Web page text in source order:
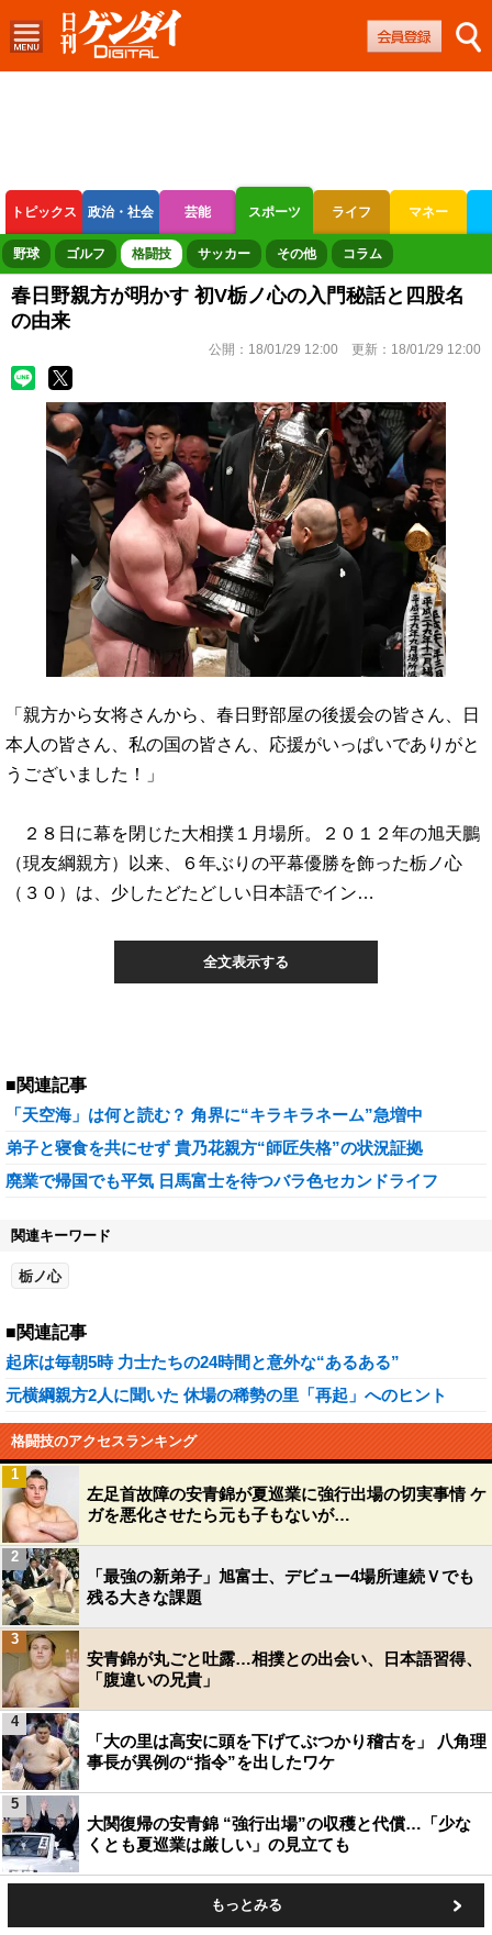
トピックス 政治・社会 芸能 スポーツ ライフ マネー
ボートレース 競輪 オートレース
野球 ゴルフ 格闘技 サッカー その他 コラム
春日野親方が明かす 初V栃ノ心の入門秘話と四股名
の由来
公開： 18/01/29 12:00 更新： 18/01/29 12:00
「親方から女将さんから、春日野部屋の後援会の皆さん、日
本人の皆さん、私の国の皆さん、応援がいっぱいでありがと
うございました！」
２８日に幕を閉じた大相撲１月場所。２０１２年の旭天鵬
（現友綱親方）以来、６年ぶりの平幕優勝を飾った栃ノ心
（３０）は、少したどたどしい日本語でイン…
全文表示する
■関連記事
「天空海」は何と読む？ 角界に“キラキラネーム”急増中
弟子と寝食を共にせず 貴乃花親方“師匠失格”の状況証拠
廃業で帰国でも平気 日馬富士を待つバラ色セカンドライフ
関連キーワード
栃ノ心
■関連記事
起床は毎朝5時 力士たちの24時間と意外な“あるある”
元横綱親方2人に聞いた 休場の稀勢の里「再起」へのヒント
格闘技のアクセスランキング
左足首故障の安青錦が夏巡業に強行出場の切実事情 ケ
ガを悪化させたら元も子もないが…
1
「最強の新弟子」旭富士、デビュー4場所連続Ｖでも
残る大きな課題
2
安青錦が丸ごと吐露…相撲との出会い、日本語習得、
「腹違いの兄貴」
3
「大の里は高安に頭を下げてぶつかり稽古を」 八角理
事長が異例の“指令”を出したワケ
4
大関復帰の安青錦 “強行出場”の収穫と代償…「少な
くとも夏巡業は厳しい」の見立ても
5
もっとみる